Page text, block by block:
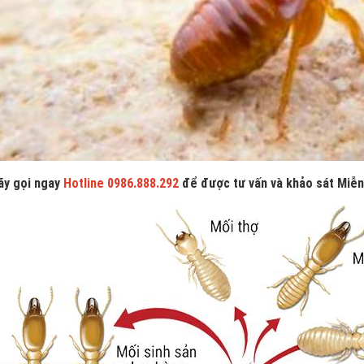
gọi ngay Hotline 0986.888.292 để được tư vấn và khảo sát